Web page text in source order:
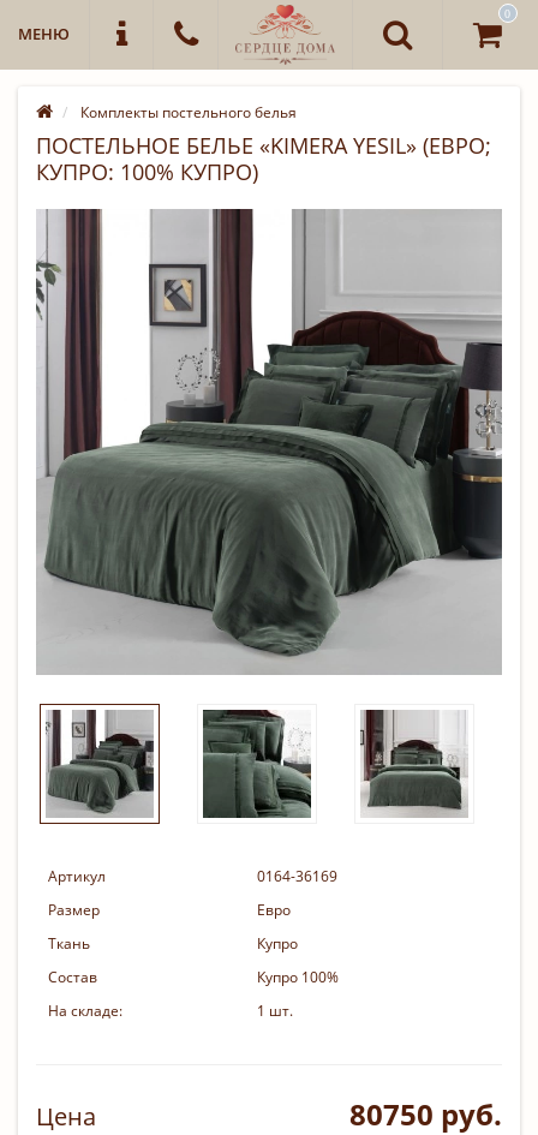
МЕНЮ
0
Комплекты постельного белья
ПОСТЕЛЬНОЕ БЕЛЬЕ «KIMERA YESIL» (ЕВРО;
КУПРО: 100% КУПРО)
Артикул
0164-36169
Размер
Евро
Ткань
Купро
Состав
Купро 100%
На складе:
1 шт.
Цена 80750 руб.